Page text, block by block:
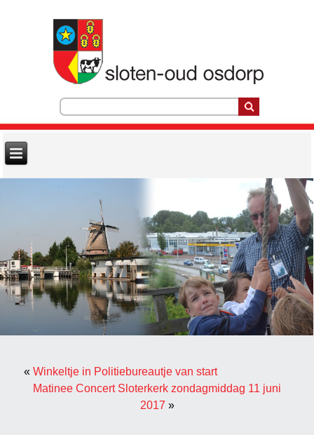
«Winkeltje in Politiebureautje van start
Matinee Concert Sloterkerk zondagmiddag 11 juni
2017 »